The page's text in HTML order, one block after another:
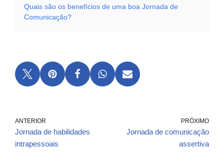
Quais são os benefícios de uma boa Jornada de
Comunicação?
ANTERIOR
Jornada de habilidades
intrapessoais
PRÓXIMO
Jornada de comunicação
assertiva